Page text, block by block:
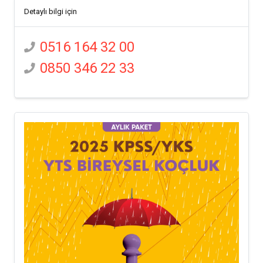
Detaylı bilgi için
0516 164 32 00
0850 346 22 33